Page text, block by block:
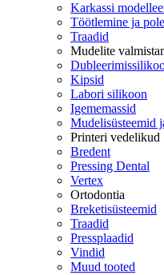
Karkassi
Töötlemine ja
Traadid
Mudelite
Kipsid
Labori silikoon
Igememassid
Mudelisüsteemid
Printeri vedelikud
Bredent
Pressing Dental
Vertex
Ortodontia
Breketisüsteemid
Traadid
Pressplaadid
Vindid
Muud tooted